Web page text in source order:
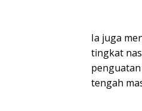
Ia juga
tingkat
tengah